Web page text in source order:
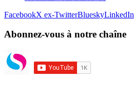
FacebookX ex-TwitterBlueskyLinkedIn
Abonnez-vous à notre chaîne